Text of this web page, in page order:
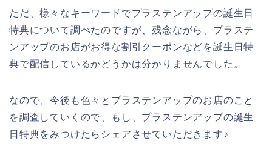
ただ、様々なキーワードでプラステンアップの誕生日
特典について調べたのですが、残念ながら、プラステ
ンアップのお店がお得な割引クーポンなどを誕生日特
典で配信しているかどうかは分かりませんでした。
なので、今後も色々とプラステンアップのお店のこと
を調査していくので、もし、プラステンアップの誕生
日特典をみつけたらシェアさせていただきます♪